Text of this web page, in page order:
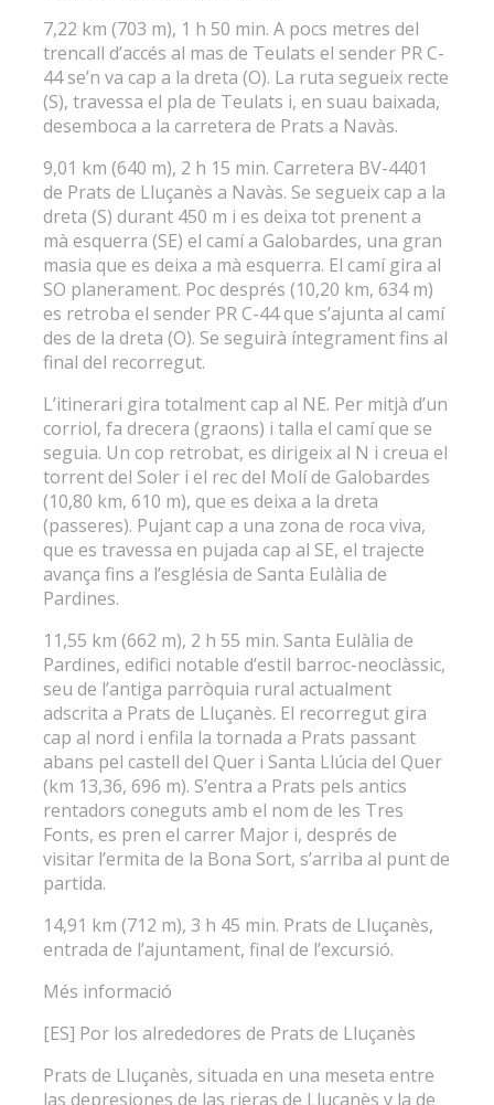
7,22 km (703 m), 1 h 50 min. A pocs metres del
trencall d’accés al mas de Teulats el sender PR C-
44 se’n va cap a la dreta (O). La ruta segueix recte
(S), travessa el pla de Teulats i, en suau baixada,
desemboca a la carretera de Prats a Navàs.
9,01 km (640 m), 2 h 15 min. Carretera BV-4401
de Prats de Lluçanès a Navàs. Se segueix cap a la
dreta (S) durant 450 m i es deixa tot prenent a
mà esquerra (SE) el camí a Galobardes, una gran
masia que es deixa a mà esquerra. El camí gira al
SO planerament. Poc després (10,20 km, 634 m)
es retroba el sender PR C-44 que s’ajunta al camí
des de la dreta (O). Se seguirà íntegrament fins al
final del recorregut.
L’itinerari gira totalment cap al NE. Per mitjà d’un
corriol, fa drecera (graons) i talla el camí que se
seguia. Un cop retrobat, es dirigeix al N i creua el
torrent del Soler i el rec del Molí de Galobardes
(10,80 km, 610 m), que es deixa a la dreta
(passeres). Pujant cap a una zona de roca viva,
que es travessa en pujada cap al SE, el trajecte
avança fins a l’església de Santa Eulàlia de
Pardines.
11,55 km (662 m), 2 h 55 min. Santa Eulàlia de
Pardines, edifici notable d’estil barroc-neoclàssic,
seu de l’antiga parròquia rural actualment
adscrita a Prats de Lluçanès. El recorregut gira
cap al nord i enfila la tornada a Prats passant
abans pel castell del Quer i Santa Llúcia del Quer
(km 13,36, 696 m). S’entra a Prats pels antics
rentadors coneguts amb el nom de les Tres
Fonts, es pren el carrer Major i, després de
visitar l’ermita de la Bona Sort, s’arriba al punt de
partida.
14,91 km (712 m), 3 h 45 min. Prats de Lluçanès,
entrada de l’ajuntament, final de l’excursió.
Més informació
[ES] Por los alrededores de Prats de Lluçanès
Prats de Lluçanès, situada en una meseta entre
las depresiones de las rieras de Lluçanès y la de